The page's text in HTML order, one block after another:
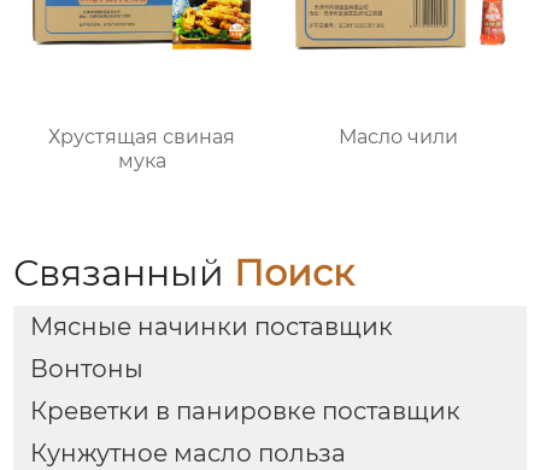
Хрустящая свиная
мука
Масло чили
Связанный Поиск
Мясные начинки поставщик
Вонтоны
Креветки в панировке поставщик
Кунжутное масло польза